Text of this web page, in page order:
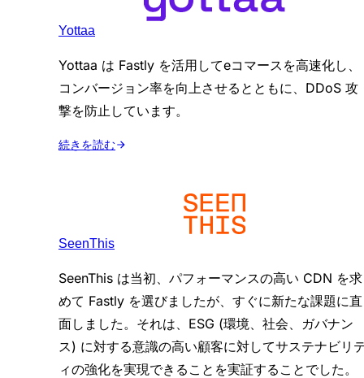
Yottaa
Yottaa は Fastly を活用してeコマースを高速化し、
コンバージョン率を向上させるとともに、DDoS 攻
撃を防止しています。
続きを読む
SeenThis
SeenThis は当初、パフォーマンスの高い CDN を求
めて Fastly を選びましたが、すぐに新たな課題に直
面しました。それは、ESG (環境、社会、ガバナン
ス) に対する意識の高い顧客に対してサステナビリ
ィの強化を実現できることを実証することでした。